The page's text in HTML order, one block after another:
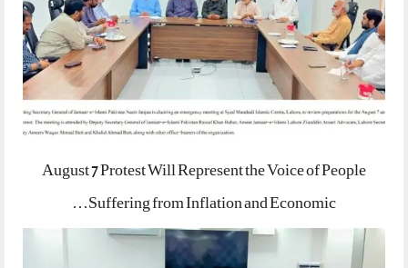
August 7 Protest Will Represent the Voice of People
Suffering from Inflation and Economic…